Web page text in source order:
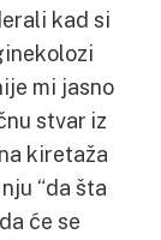
kad si
mi jasno
stvar iz
kiretaža
“da šta
će se